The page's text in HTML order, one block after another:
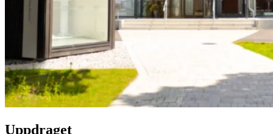
Uppdraget